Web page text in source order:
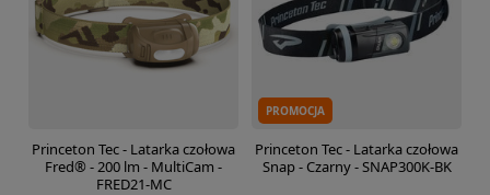
Princeton Tec - Latarka czołowa
Fred® - 200 lm - MultiCam -
FRED21-MC
PROMOCJA
Princeton Tec - Latarka czołowa
Snap - Czarny - SNAP300K-BK